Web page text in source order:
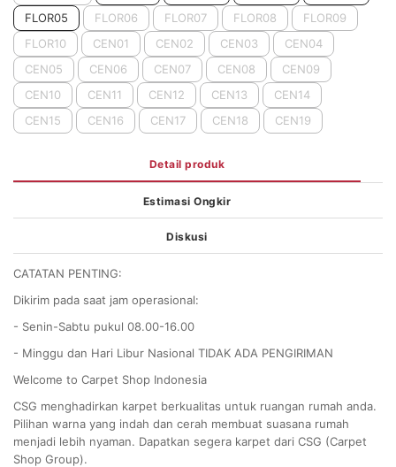
FLOR05
FLOR06 FLOR07 FLOR08
FLOR09
FLOR10
CEN01 CEN02 CEN03
CEN04
CEN05
CEN06 CEN07 CEN08
CEN09
CEN10
CEN11 CEN12 CEN13
CEN14
CEN15
CEN16 CEN17 CEN18 CEN19
Detail produk
Estimasi Ongkir
Diskusi
CATATAN PENTING:
Dikirim pada saat jam operasional:
- Senin-Sabtu pukul 08.00-16.00
- Minggu dan Hari Libur Nasional TIDAK ADA PENGIRIMAN
Welcome to Carpet Shop Indonesia
CSG menghadirkan karpet berkualitas untuk ruangan rumah anda.
Pilihan warna yang indah dan cerah membuat suasana rumah
menjadi lebih nyaman. Dapatkan segera karpet dari CSG (Carpet
Shop Group).